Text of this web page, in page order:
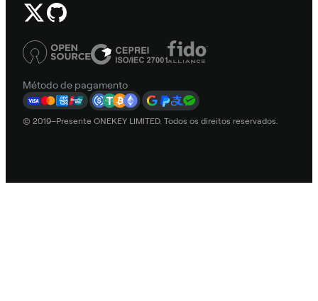
Método de pagamento
© 2019–Presente ONEKEY LIMITED. Todos os direitos reservados.